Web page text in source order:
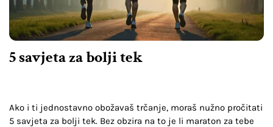
5 savjeta za bolji tek
Ako i ti jednostavno obožavaš trčanje, moraš nužno pročitati
5 savjeta za bolji tek. Bez obzira na to je li maraton za tebe